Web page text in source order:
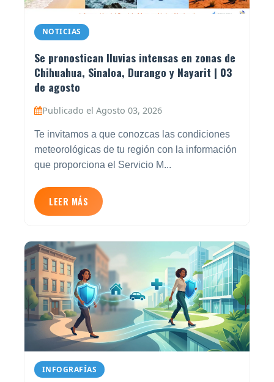
NOTICIAS
Se pronostican lluvias intensas en zonas de
Chihuahua, Sinaloa, Durango y Nayarit | 03
de agosto
Publicado el Agosto 03, 2026
Te invitamos a que conozcas las condiciones
meteorológicas de tu región con la información
que proporciona el Servicio M...
LEER MÁS
INFOGRAFÍAS